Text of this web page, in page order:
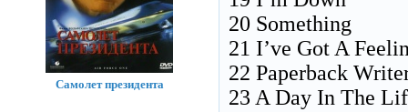
20 Something
21 I’ve Got A
22 Paperback
23 A Day In The
Самолет президента